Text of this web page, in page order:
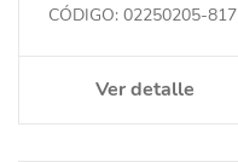
CÓDIGO: 02250205-817
Ver detalle